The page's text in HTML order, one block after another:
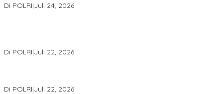
Di POLRI|Juli 24, 2026
Di POLRI|Juli 22, 2026
Di POLRI|Juli 22, 2026